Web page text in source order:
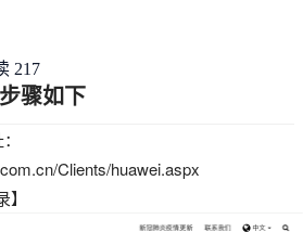
217
骤如下
Clients/huawei.aspx